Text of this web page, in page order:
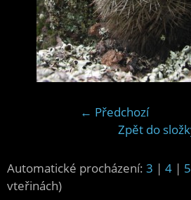
← Předchozí
Zpět do
Automatické procházení: 3 | 4 | 5
vteřinách)